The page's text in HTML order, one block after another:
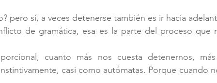
pero sí, a veces detenerse también es ir hacia
cuanto más nos cuesta detenernos,
casi como autómatas. Porque cuando